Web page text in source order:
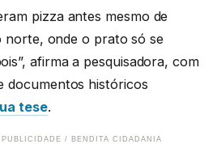
pizza antes mesmo de
norte, onde o prato só se
afirma a pesquisadora, com
documentos históricos
tese.
PUBLICIDADE / BENDITA CIDADANIA